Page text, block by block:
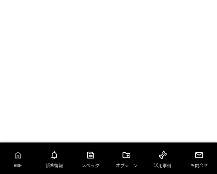
HOME 新着情報 スペック オプション 活用事例 お問合せ